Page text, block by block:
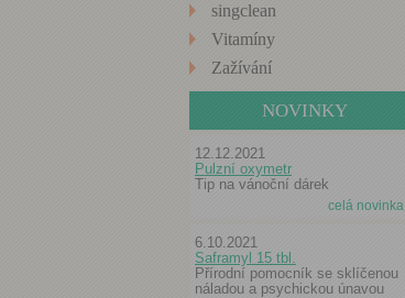
singclean
Vitamíny
Zažívání
NOVINKY
12.12.2021
Pulzní oxymetr
Tip na vánoční dárek
celá novinka
6.10.2021
Saframyl 15 tbl.
Přírodní pomocník se sklíčenou
náladou a psychickou únavou